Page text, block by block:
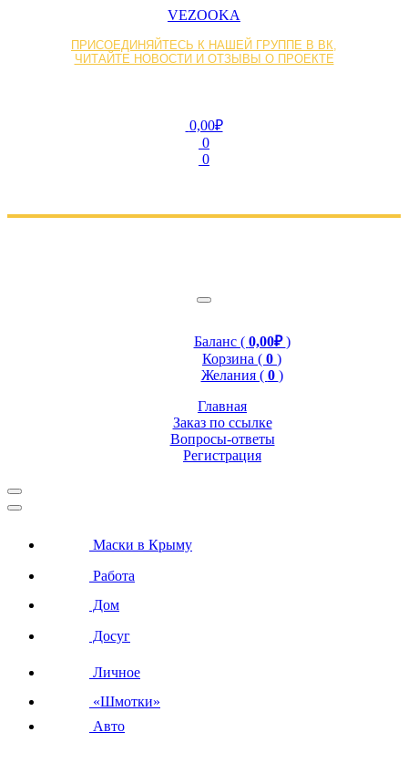
VEZOOKA
ПРИСОЕДИНЯЙТЕСЬ К НАШЕЙ ГРУППЕ В ВК,
ЧИТАЙТЕ НОВОСТИ И ОТЗЫВЫ О ПРОЕКТЕ
0,00₽
0
0
Баланс ( 0,00₽)
Корзина ( 0 )
Желания ( 0 )
Главная
Заказ по ссылке
Вопросы-ответы
Регистрация
Маски в Крыму
Работа
Дом
Досуг
Личное
«Шмотки»
Авто